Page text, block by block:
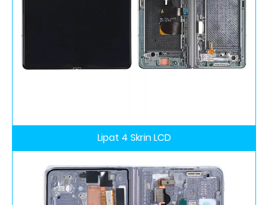
Lipat 4 Skrin LCD